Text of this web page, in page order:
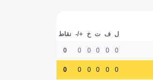
ل ف ت خ +/- نقاط
0
0
0
0
0
0
0
0
0
0
0
0